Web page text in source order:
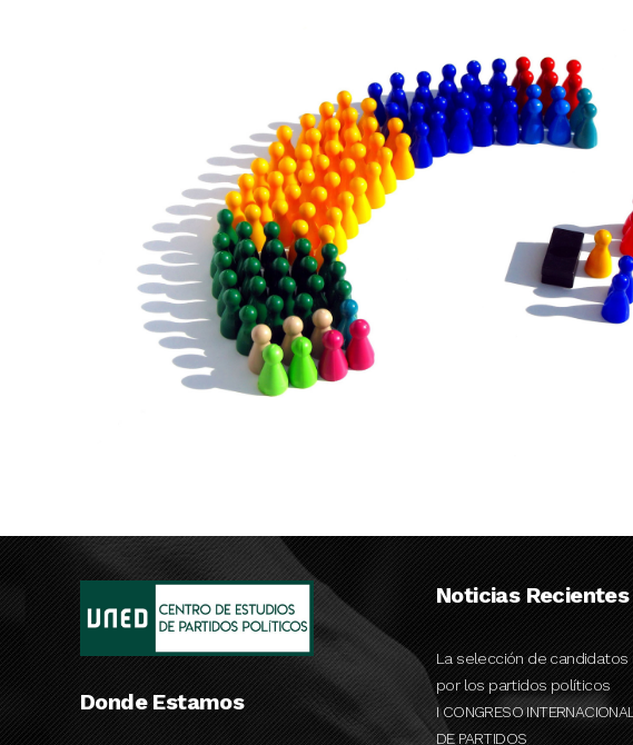
Donde Estamos
Noticias Recientes
La selección de
por los partidos políticos
I CONGRESO
DE PARTIDOS